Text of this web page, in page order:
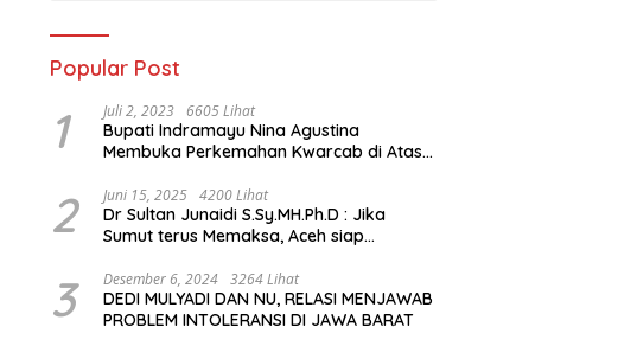
Popular Post
1 Juli 2, 2023 6605 Lihat
Bupati Indramayu Nina Agustina
Membuka Perkemahan Kwarcab di Atas
2 Juni 15, 2025 4200 Lihat
Dr Sultan Junaidi S.Sy.MH.Ph.D : Jika
Sumut terus Memaksa, Aceh siap
Internasional
3 Desember 6, 2024 3264 Lihat
DEDI MULYADI DAN NU, RELASI MENJAWAB
PROBLEM INTOLERANSI DI JAWA BARAT